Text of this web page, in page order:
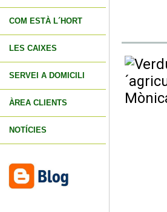
COM ESTÀ L´HORT
LES CAIXES
SERVEI A DOMICILI
ÀREA CLIENTS
NOTÍCIES